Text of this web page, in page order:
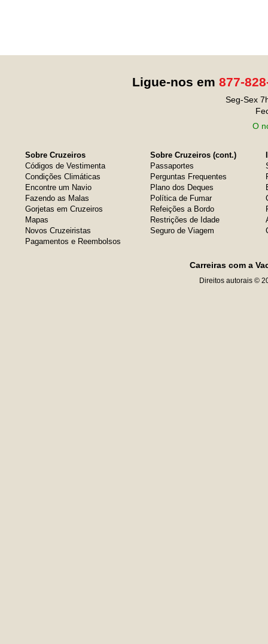
Ligue-nos em 877-
Seg-Sex
O
Sobre Cruzeiros
Códigos de Vestimenta
Condições Climáticas
Encontre um Navio
Fazendo as Malas
Gorjetas em Cruzeiros
Mapas
Novos Cruzeiristas
Pagamentos e Reembolsos
Sobre Cruzeiros (cont.)
Passaportes
Perguntas Frequentes
Plano dos Deques
Política de Fumar
Refeições a Bordo
Restrições de Idade
Seguro de Viagem
Carreiras com a
Direitos autorais ©